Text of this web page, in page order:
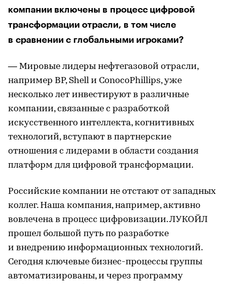
компании включены в процесс цифровой
трансформации отрасли, в том числе
в сравнении с глобальными игроками?
— Мировые лидеры нефтегазовой отрасли,
например BP, Shell и ConocoPhillips, уже
несколько лет инвестируют в различные
компании, связанные с разработкой
искусственного интеллекта, когнитивных
технологий, вступают в партнерские
отношения с лидерами в области создания
платформ для цифровой трансформации.
Российские компании не отстают от западных
коллег. Наша компания, например, активно
вовлечена в процесс цифровизации. ЛУКОЙЛ
прошел большой путь по разработке
и внедрению информационных технологий.
Сегодня ключевые бизнес-процессы группы
автоматизированы, и через программу